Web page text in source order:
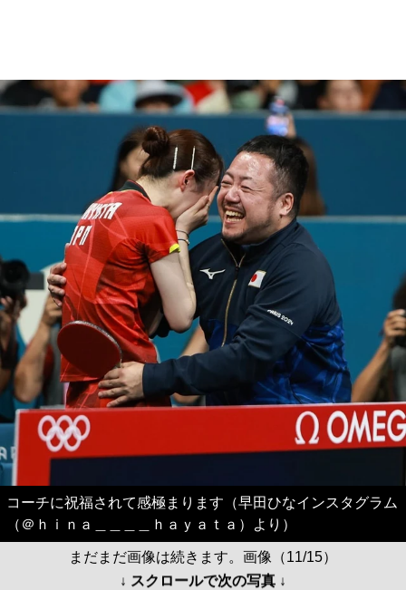
コーチに祝福されて感極まります（早田ひなインスタグラム
（＠ｈｉｎａ＿＿＿＿ｈａｙａｔａ）より）
まだまだ画像は続きます。画像（11/15）
↓ スクロールで次の写真 ↓